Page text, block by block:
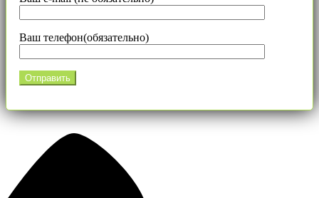
Ваш телефон(обязательно)